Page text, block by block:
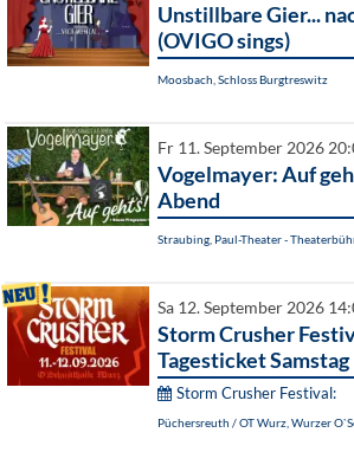
Unstillbare Gier...
(OVIGO sings)
Moosbach, Schloss Burgtreswitz
Fr 11. September 2026
Vogelmayer: Auf
Abend
Straubing, Paul-Theater -
Sa 12. September 2026
Storm Crusher
Tagesticket Samstag
Storm Crusher Festival:
Püchersreuth / OT Wurz, Wurzer